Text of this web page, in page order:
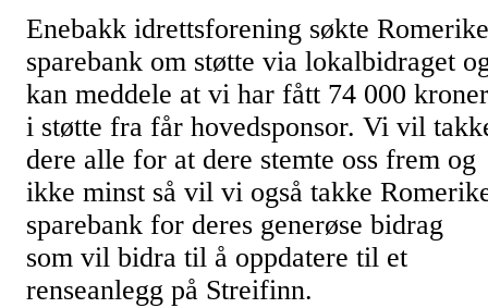
Enebakk idrettsforening søkte Romerike
sparebank om støtte via lokalbidraget
kan meddele at vi har fått 74 000 kroner
i støtte fra får hovedsponsor. Vi vil
dere alle for at dere stemte oss frem og
ikke minst så vil vi også takke
sparebank for deres generøse bidrag
som vil bidra til å oppdatere til et
renseanlegg på Streifinn.